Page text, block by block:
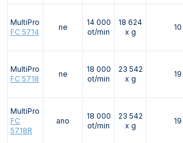
MultiPro
FC 5714
ne
14 000
ot/min
18 624
x g
10
MultiPro
FC 5718
ne
18 000
ot/min
23 542
x g
19
MultiPro
FC
5718R
ano
18 000
ot/min
23 542
x g
19